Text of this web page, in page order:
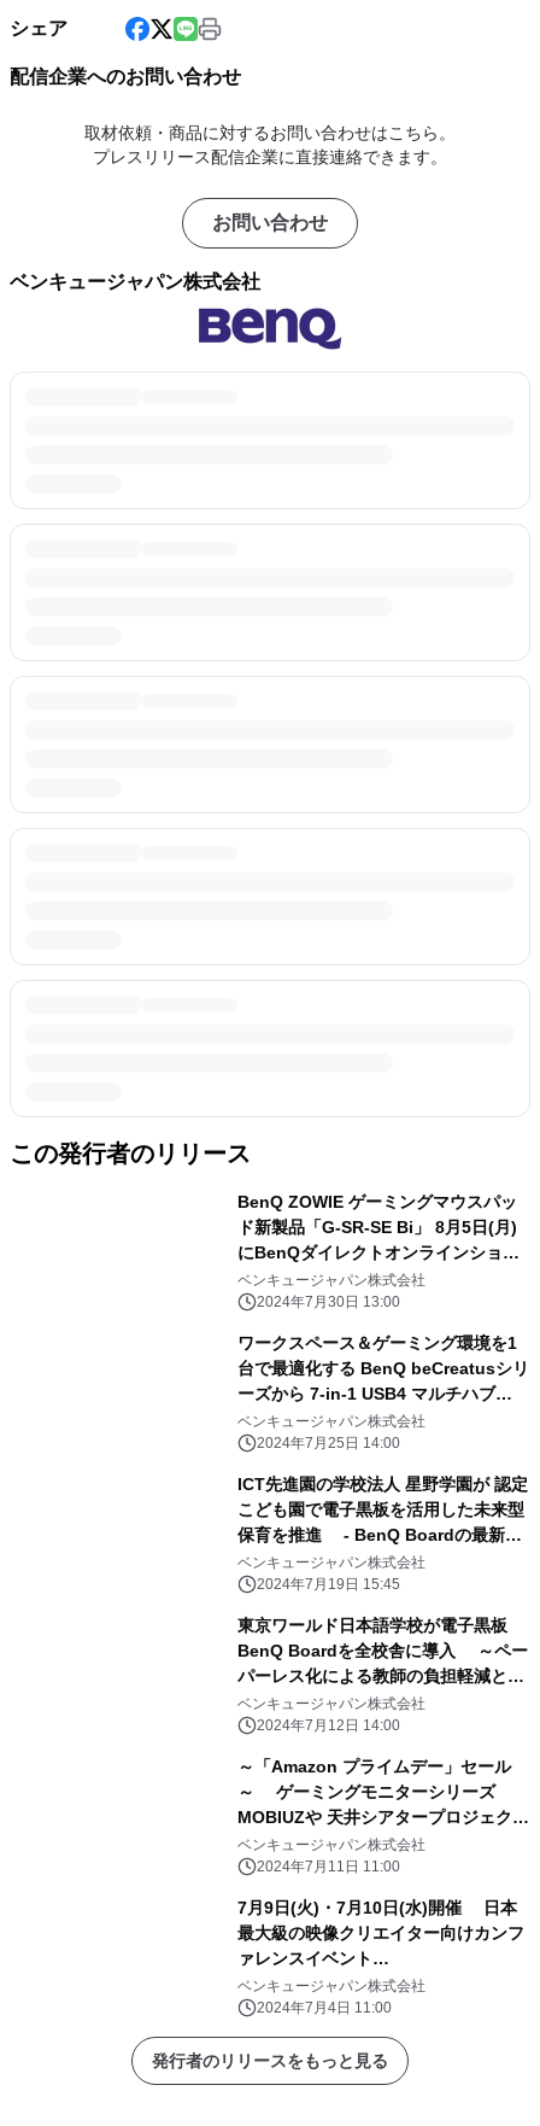
シェア
配信企業へのお問い合わせ
取材依頼・商品に対するお問い合わせはこちら。
プレスリリース配信企業に直接連絡できます。
お問い合わせ
ベンキュージャパン株式会社
この発行者のリリース
BenQ ZOWIE ゲーミングマウスパッ
ド新製品「G-SR-SE Bi」 8月5日(月)
にBenQダイレクトオンラインショッ
プにて発売！ ～より滑らかになった表
面で、 マウスの動かしやすさ・止めや
ベンキュージャパン株式会社
2024年7月30日 13:00
ワークスペース＆ゲーミング環境を1
台で最適化する BenQ beCreatusシリ
ーズから 7-in-1 USB4 マルチハブ
「GR10」を7月31日に新発売 ～7月
25日より、購入者を対象とした 発売
ベンキュージャパン株式会社
2024年7月25日 14:00
ICT先進園の学校法人 星野学園が 認定
こども園で電子黒板を活用した未来型
保育を推進 - BenQ Boardの最新活
用事例2種を公開- ～業務改善、教育
現場での活用／デジタルコンテンツ講
ベンキュージャパン株式会社
2024年7月19日 15:45
東京ワールド日本語学校が電子黒板
BenQ Boardを全校舎に導入 ～ペー
パーレス化による教師の負担軽減と授
業の効率化を実現～
ベンキュージャパン株式会社
2024年7月12日 14:00
～「Amazon プライムデー」セール
～ ゲーミングモニターシリーズ
MOBIUZや 天井シアタープロジェクタ
ー「GV31」を含む 32製品を最大
23％OFFにて販売
ベンキュージャパン株式会社
2024年7月11日 11:00
7月9日(火)・7月10日(水)開催 日本
最大級の映像クリエイター向けカンフ
ァレンスイベント
「VIDEOGRAPHERS TOKYO 2024」
に出展 ～プロ向け
『AQCOLOR(TM)』シリーズの モニ
ター製品などから構築するデスク環境
を紹介～
ベンキュージャパン株式会社
2024年7月4日 11:00
発行者のリリースをもっと見る